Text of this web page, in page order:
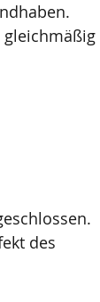
gleichmäßig
des